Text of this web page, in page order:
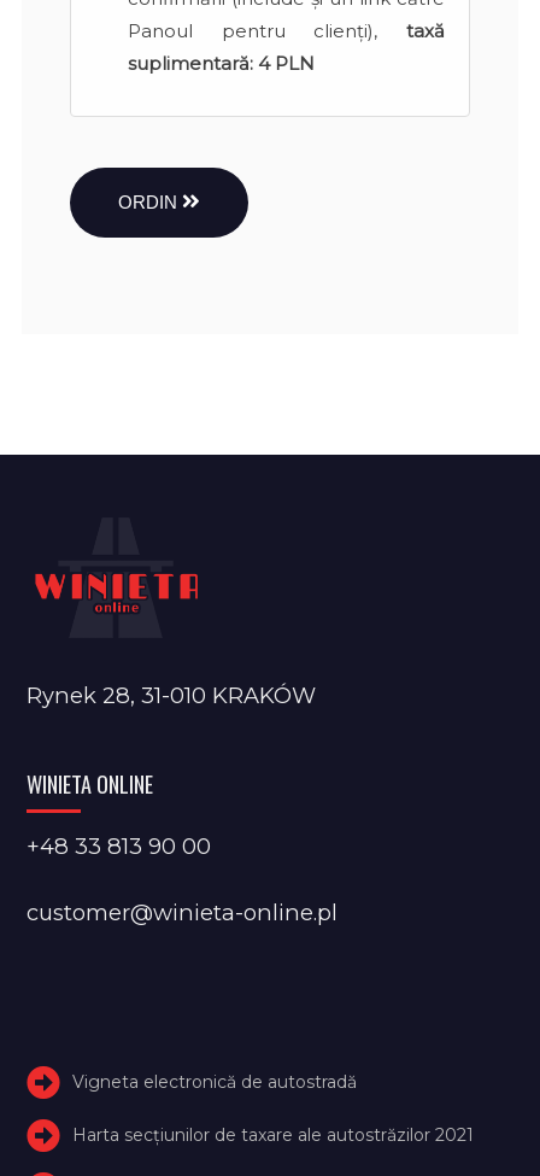
Panoul pentru clienți), taxă
suplimentară: 4 PLN
ORDIN
Rynek 28, 31-010 KRAKÓW
WINIETA ONLINE
+48 33 813 90 00
customer@winieta-online.pl
Vigneta electronică de autostradă
Harta secțiunilor de taxare ale autostrăzilor 2021